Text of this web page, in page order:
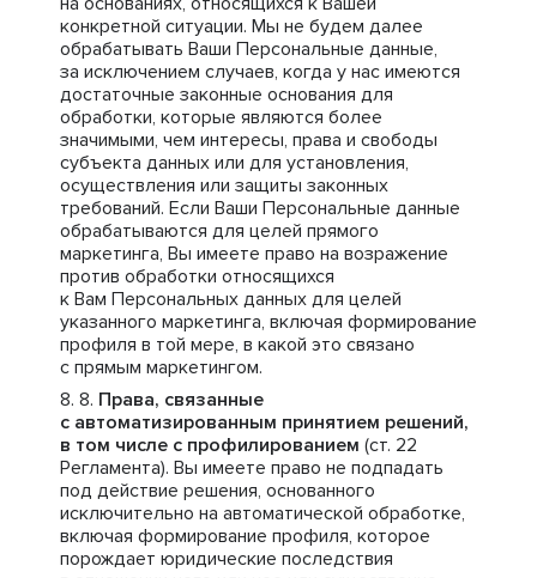
конкретной ситуации. Мы не будем далее
обрабатывать Ваши Персональные данные,
за исключением случаев, когда у нас имеются
достаточные законные основания для
обработки, которые являются более
значимыми, чем интересы, права и свободы
субъекта данных или для установления,
осуществления или защиты законных
требований. Если Ваши Персональные данные
обрабатываются для целей прямого
маркетинга, Вы имеете право на возражение
против обработки относящихся
к Вам Персональных данных для целей
указанного маркетинга, включая формирование
профиля в той мере, в какой это связано
с прямым маркетингом.
Права, связанные
с автоматизированным принятием решений,
в том числе с профилированием (ст. 22
Регламента). Вы имеете право не подпадать
под действие решения, основанного
исключительно на автоматической обработке,
включая формирование профиля, которое
порождает юридические последствия